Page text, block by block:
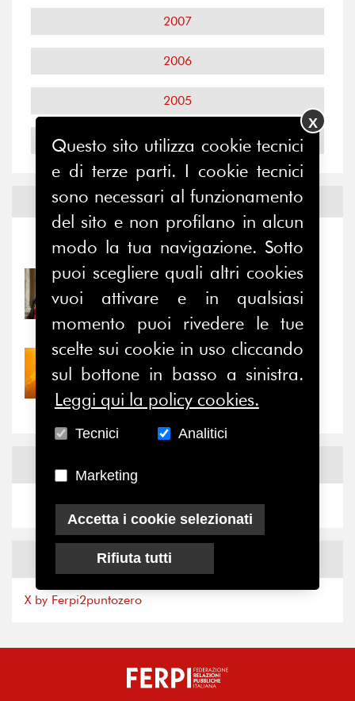
2007
2006
2005
2004
Notizie ed Eventi
Notizie-Eventi
31/07/2026
Prima della pausa estiva,
il valore di...
Nove anni dopo la
“grande cecità”: la...
News
News
X by Ferpi2puntozero
Questo sito utilizza cookie tecnici
e di terze parti. I cookie tecnici
sono necessari al funzionamento
del sito e non profilano in alcun
modo la tua navigazione. Sotto
puoi scegliere quali altri cookies
vuoi attivare e in qualsiasi
momento puoi rivedere le tue
scelte sui cookie in uso cliccando
sul bottone in basso a sinistra.
Leggi qui la policy cookies.
Tecnici Analitici
Marketing
Accetta i cookie selezionati
Rifiuta tutti
X